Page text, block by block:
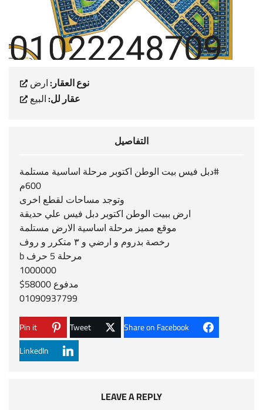
نوع العقار:ارض
عقار لل:البيع
التفاصيل
#دبل فيس بيت الوطن اكتوبر مرحلة اساسية مستلمة
600م
وتوجد مساحات لقطع اخرى
ارض ببيت الوطن اكتوبر دبل فيس علي حديقة
موقع مميز مرحلة اساسية الارض مستلمة
رخصة بدروم و ارضي و ٣ متكرر و روف
مرحلة 5 حرف b
1000000
مدفوع 58000$
01090937799
Share on Facebook
Tweet
Pin it
LinkedIn
LEAVE A REPLY